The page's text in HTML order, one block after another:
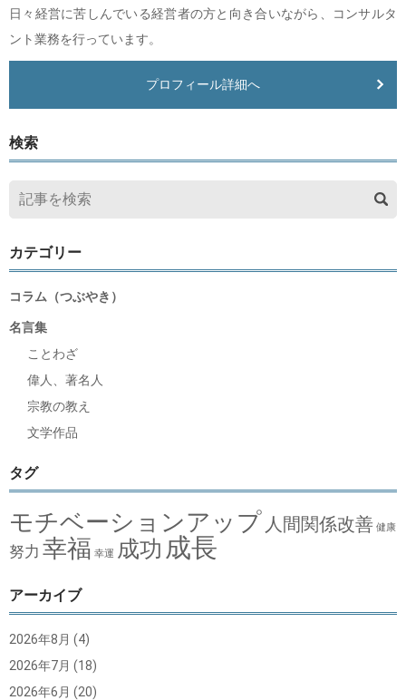
日々経営に苦しんでいる経営者の方と向き合いながら、コンサルタ
ント業務を行っています。
プロフィール詳細へ
検索
カテゴリー
コラム（つぶやき）
名言集
ことわざ
偉人、著名人
宗教の教え
文学作品
タグ
モチベーションアップ 人間関係改善 健康
努力 幸福 幸運 成功 成長
アーカイブ
2026年8月 (4)
2026年7月 (18)
2026年6月 (20)